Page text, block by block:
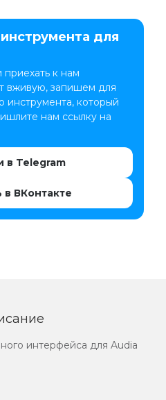
для
к нам
вживую, запишем для
инструмента, который
нам ссылку на
в Telegram
в ВКонтакте
интерфейса для Audia